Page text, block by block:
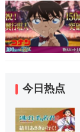
今日热点